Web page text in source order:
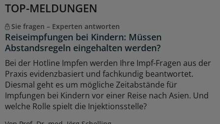
TOP-MELDUNGEN
Sie fragen – Experten antworten
Reiseimpfungen bei Kindern: Müssen
Abstandsregeln eingehalten werden?
Bei der Hotline Impfen werden Ihre Impf-Fragen aus der
Praxis evidenzbasiert und fachkundig beantwortet.
Diesmal geht es um mögliche Zeitabstände für
Impfungen bei Kindern vor einer Reise nach Asien. Und
welche Rolle spielt die Injektionsstelle?